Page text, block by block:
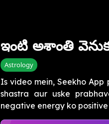
ఇంటి అశాంతి
Astrology
Is video mein, Seekho
shastra aur uske
negative energy ko